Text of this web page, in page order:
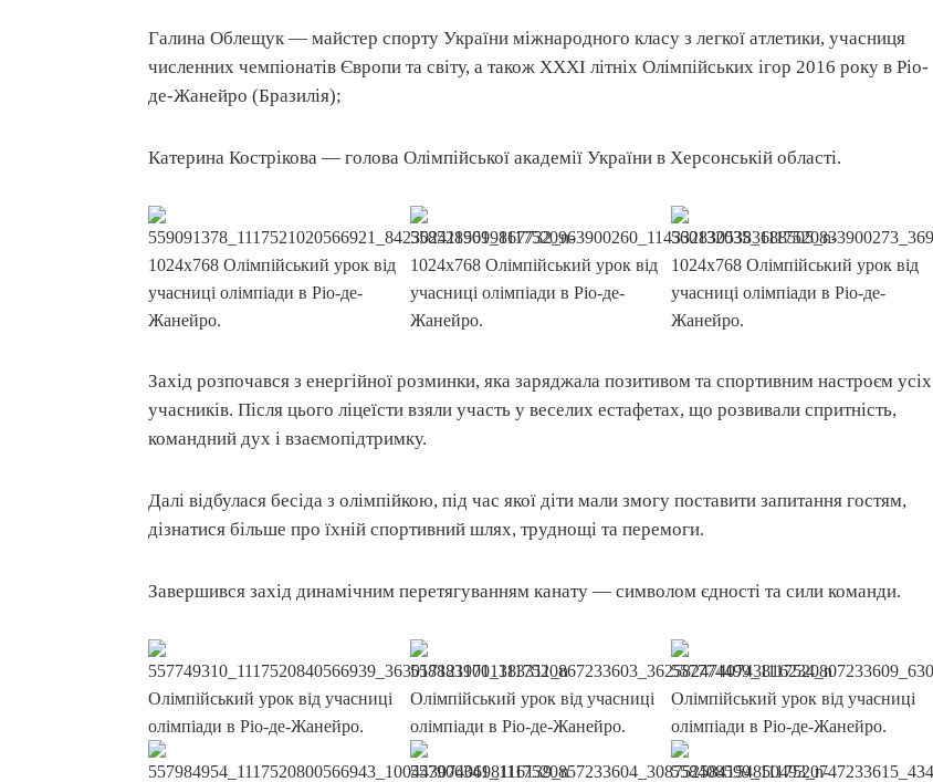
Галина Облещук — майстер спорту України міжнародного класу з легкої атлетики, учасниця
численних чемпіонатів Європи та світу, а також ХХХІ літніх Олімпійських ігор 2016 року в Ріо-
де-Жанейро (Бразилія);
Катерина Кострікова — голова Олімпійської академії України в Херсонській області.
Захід розпочався з енергійної розминки, яка заряджала позитивом та спортивним настроєм усіх
учасників. Після цього ліцеїсти взяли участь у веселих естафетах, що розвивали спритність,
командний дух і взаємопідтримку.
Далі відбулася бесіда з олімпійкою, під час якої діти мали змогу поставити запитання гостям,
дізнатися більше про їхній спортивний шлях, труднощі та перемоги.
Завершився захід динамічним перетягуванням канату — символом єдності та сили команди.